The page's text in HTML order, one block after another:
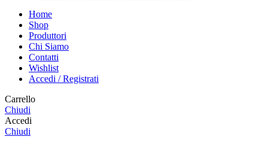
Home
Shop
Produttori
Chi Siamo
Contatti
Wishlist
Accedi / Registrati
Carrello
Chiudi
Accedi
Chiudi